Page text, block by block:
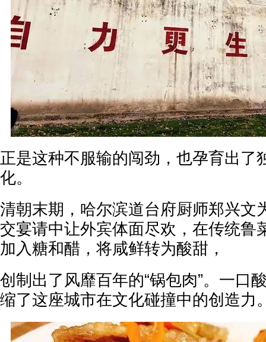
正是这种不服输的闯劲，也孕育出了
化。
清朝末期，哈尔滨道台府厨师郑兴文
交宴请中让外宾体面尽欢，在传统鲁
加入糖和醋，将咸鲜转为酸甜，
创制出了风靡百年的“锅包肉”。一口
缩了这座城市在文化碰撞中的创造力